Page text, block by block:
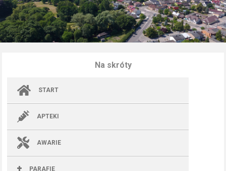
Na skróty
START
APTEKI
AWARIE
PARAFIE